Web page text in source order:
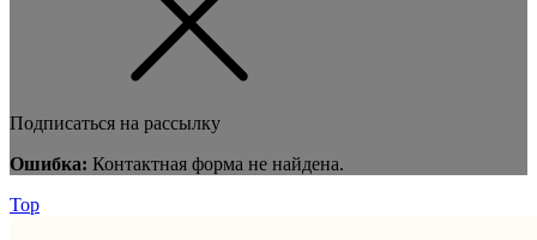
Подписаться на рассылку
Ошибка: Контактная форма не найдена.
Top